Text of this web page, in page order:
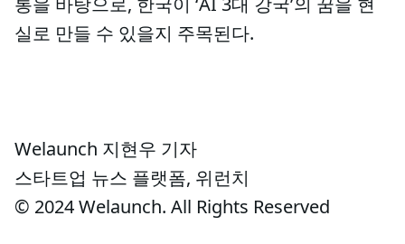
실로 만들 수 있을지 주목된다.
Welaunch 지현우 기자
스타트업 뉴스 플랫폼, 위런치
© 2024 Welaunch. All Rights Reserved